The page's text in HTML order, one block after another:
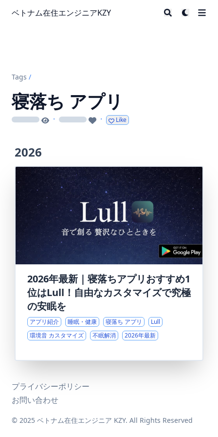
ベトナム在住エンジニアKZY
Tags /
寝落ち アプリ
loading · loading · Like
2026
2026年最新｜寝落ちアプリおすすめ1
位はLull！自由なカスタマイズで究極
の安眠を
アプリ紹介 睡眠・健康 寝落ち アプリ
Lull
環境音 カスタマイズ
不眠解消 2026年最新
プライバシーポリシー
お問い合わせ
© 2025 ベトナム在住エンジニア KZY. All Rights Reserved